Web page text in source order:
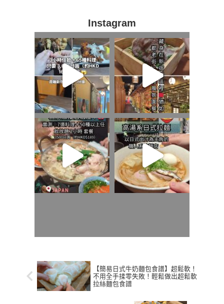
Instagram
【簡易日式牛奶麵包食譜】超鬆軟！
不用全手揉零失敗！輕鬆做出超鬆軟
拉絲麵包食譜